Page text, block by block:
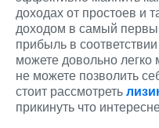
доходах от простоев и
доходом в самый
прибыль в
можете довольно
не можете позволить
стоит рассмотреть
прикинуть что